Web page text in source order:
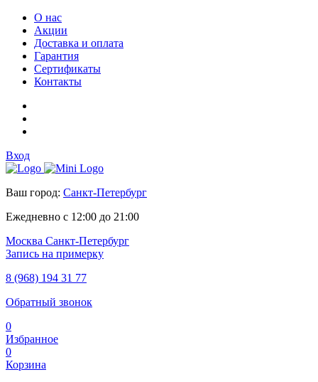
О нас
Акции
Доставка и оплата
Гарантия
Сертификаты
Контакты
Вход
Ваш город: Санкт-Петербург
Ежедневно с 12:00 до 21:00
Москва Санкт-Петербург
Запись на примерку
8 (968) 194 31 77
Обратный звонок
0
Избранное
0
Корзина